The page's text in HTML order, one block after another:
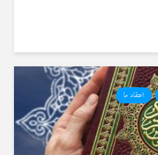
اعتقاد ما